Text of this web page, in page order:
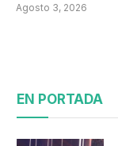
Agosto 3, 2026
EN PORTADA